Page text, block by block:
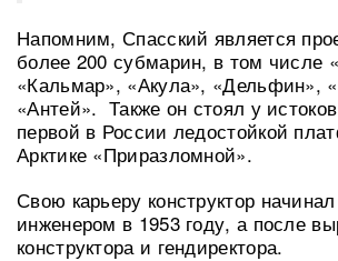
Напомним, Спасский является
более 200 субмарин, в том числе
«Кальмар», «Акула», «Дельфин»,
«Антей». Также он стоял у
первой в России ледостойкой
Арктике «Приразломной».
Свою карьеру конструктор
инженером в 1953 году, а после
конструктора и гендиректора.